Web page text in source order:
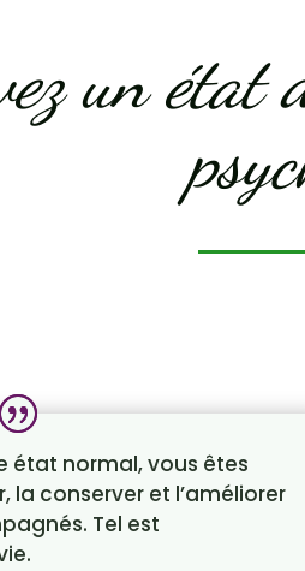
un état
état normal, vous êtes
la conserver et l’améliorer
Tel est